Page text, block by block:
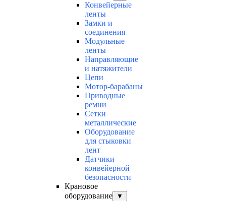
Конвейерные
ленты
Замки и
соединения
Модульные
ленты
Направляющие
и натяжители
Цепи
Мотор-барабаны
Приводные
ремни
Сетки
металлические
Оборудование
для стыковки
лент
Датчики
конвейерной
безопасности
Крановое
оборудование
▼